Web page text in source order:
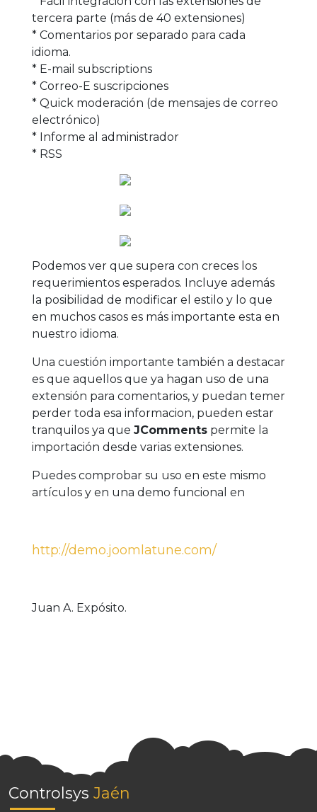
tercera parte (más de 40 extensiones)
* Comentarios por separado para cada
idioma.
* E-mail subscriptions
* Correo-E suscripciones
* Quick moderación (de mensajes de correo
electrónico)
* Informe al administrador
* RSS
Podemos ver que supera con creces los
requerimientos esperados. Incluye además
la posibilidad de modificar el estilo y lo que
en muchos casos es más importante esta en
nuestro idioma.
Una cuestión importante también a destacar
es que aquellos que ya hagan uso de una
extensión para comentarios, y puedan temer
perder toda esa informacion, pueden estar
tranquilos ya que JCommentspermite la
importación desde varias extensiones.
Puedes comprobar su uso en este mismo
artículos y en una demo funcional en
http://demo.joomlatune.com/
Juan A. Expósito.
Controlsys Jaén